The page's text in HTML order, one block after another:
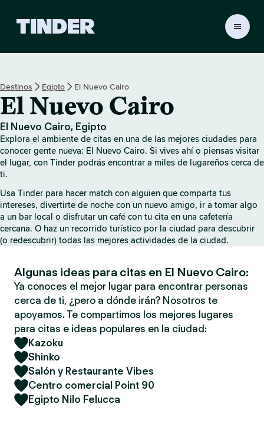
o
d
e
T
i
n
d
Destinos Egipto El Nuevo Cairo
El Nuevo Cairo
El Nuevo Cairo, Egipto
Explora el ambiente de citas en una de las mejores ciudades para
conocer gente nueva: El Nuevo Cairo. Si vives ahí o piensas visitar
el lugar, con Tinder podrás encontrar a miles de lugareños cerca de
ti.
Usa Tinder para hacer match con alguien que comparta tus
intereses, divertirte de noche con un nuevo amigo, ir a tomar algo
a un bar local o disfrutar un café con tu cita en una cafetería
cercana. O haz un recorrido turístico por la ciudad para descubrir
(o redescubrir) todas las mejores actividades de la ciudad.
Algunas ideas para citas en El Nuevo Cairo:
Ya conoces el mejor lugar para encontrar personas
cerca de ti, ¿pero a dónde irán? Nosotros te
apoyamos. Te compartimos los mejores lugares
para citas e ideas populares en la ciudad:
Kazoku
Shinko
Salón y Restaurante Vibes
Centro comercial Point 90
Egipto Nilo Felucca